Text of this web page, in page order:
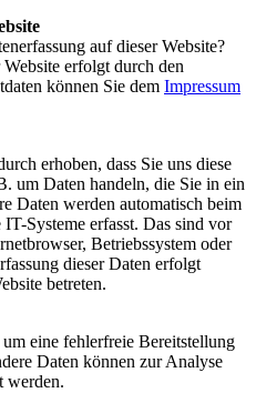
auf dieser Website?
erfolgt durch den
können Sie dem Impressum
erhoben, dass Sie uns diese
um Daten handeln, die Sie in ein
Daten werden automatisch beim
Systeme erfasst. Das sind vor
Betriebssystem oder
dieser Daten erfolgt
betreten.
eine fehlerfreie Bereitstellung
Daten können zur Analyse
werden.